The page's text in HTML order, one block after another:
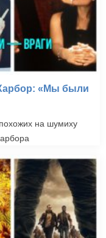
«Мы были
на шумиху